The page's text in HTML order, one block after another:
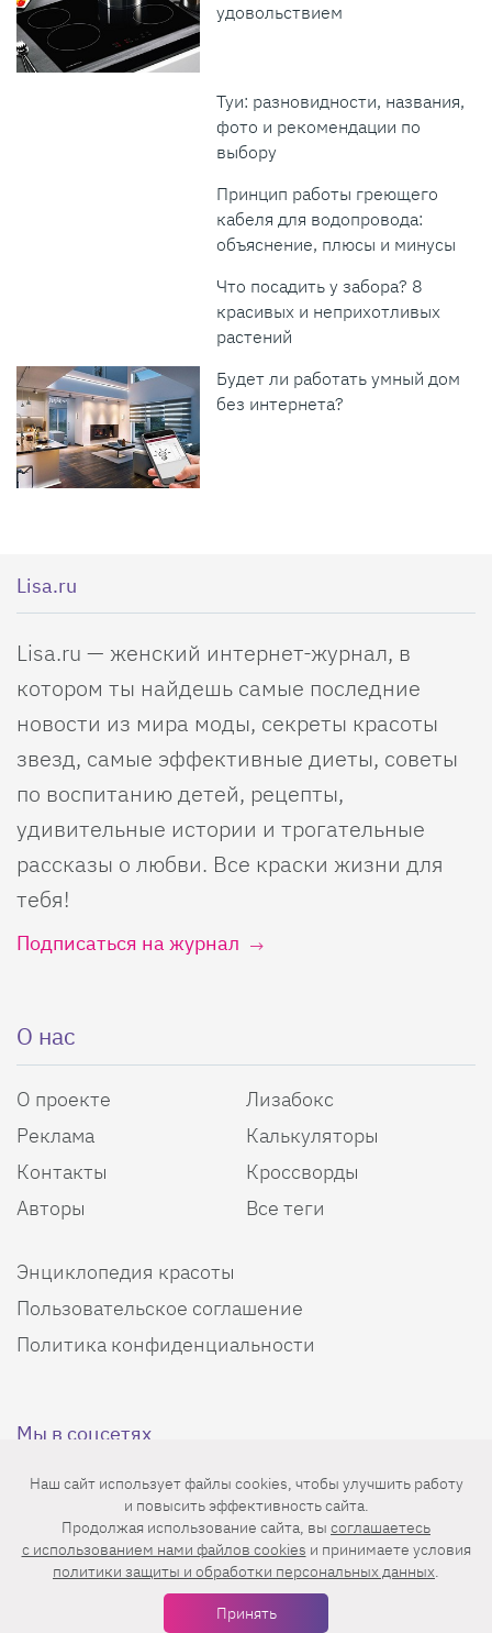
удовольствием
Туи: разновидности, названия,
фото и рекомендации по
выбору
Принцип работы греющего
кабеля для водопровода:
объяснение, плюсы и минусы
Что посадить у забора? 8
красивых и неприхотливых
растений
Будет ли работать умный дом
без интернета?
Lisa.ru
Lisa.ru — женский интернет-журнал, в
котором ты найдешь самые последние
новости из мира моды, секреты красоты
звезд, самые эффективные диеты, советы
по воспитанию детей, рецепты,
удивительные истории и трогательные
рассказы о любви. Все краски жизни для
тебя!
Подписаться на журнал
О нас
О проекте
Реклама
Контакты
Авторы
Лизабокс
Калькуляторы
Кроссворды
Все теги
Энциклопедия красоты
Пользовательское соглашение
Политика конфиденциальности
Мы в соцсетях
Еженедельная рассылка с лучшими статьями
Наш сайт использует файлы cookies, чтобы улучшить работу
и повысить эффективность сайта.
Продолжая использование сайта, вы соглашаетесь
c использованием нами файлов cookies и принимаете условия
политики защиты и обработки персональных данных.
Принять